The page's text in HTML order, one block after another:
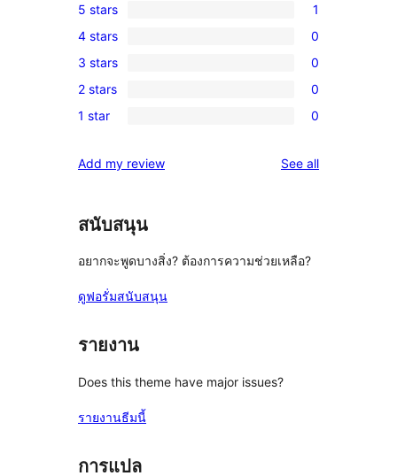
1
5-
star
review
5 stars 1
0
4-
star
reviews
4 stars 0
0
3-
star
3 stars 0
0
2-
reviews
2 stars 0
0
star
1 star 0
Add my review See allreviews
สนับสนุน
อยากจะพูดบางสิ่ง? ต้องการความช่วยเหลือ?
ดูฟอรั่มสนับสนุน
รายงาน
Does this theme have major issues?
รายงานธีมนี้
การแปล